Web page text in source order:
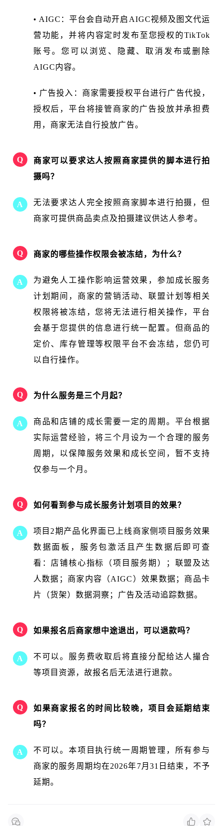
• AIGC：平台会自动开启AIGC视频及图文代运
营功能，并将内容定时发布至您授权的TikTok
账号。您可以浏览、隐藏、取消发布或删除
AIGC内容。
• 广告投入：商家需要授权平台进行广告代投，
授权后，平台将接管商家的广告投放并承担费
用，商家无法自行投放广告。
Q
商家可以要求达人按照商家提供的脚本进行拍
摄吗？
A
无法要求达人完全按照商家脚本进行拍摄，但
商家可提供商品卖点及拍摄建议供达人参考。
Q 商家的哪些操作权限会被冻结，为什么？
A
为避免人工操作影响运营效果，参加成长服务
计划期间，商家的营销活动、联盟计划等相关
权限将被冻结，您将无法进行相关操作，平台
会基于您提供的信息进行统一配置。但商品的
定价、库存管理等权限平台不会冻结，您仍可
以自行操作。
Q 为什么服务是三个月起？
A
商品和店铺的成长需要一定的周期。平台根据
实际运营经验，将三个月设为一个合理的服务
周期，以保障服务效果和成长空间，暂不支持
仅参与一个月。
Q 如何看到参与成长服务计划项目的效果？
A
项目2期产品化界面已上线商家侧项目服务效果
数据面板，服务包激活且产生数据后即可查
看：店铺核心指标（项目服务期）；联盟及达
人数据；商家内容（AIGC）效果数据；商品卡
片（货架）数据洞察；广告及活动追踪数据。
Q 如果报名后商家想中途退出，可以退款吗？
A
不可以。服务费收取后将直接分配给达人撮合
等项目资源，故报名后无法进行退款。
Q
如果商家报名的时间比较晚，项目会延期结束
吗？
A
不可以。本项目执行统一周期管理，所有参与
商家的服务周期均在2026年7月31日结束，不予
延期。